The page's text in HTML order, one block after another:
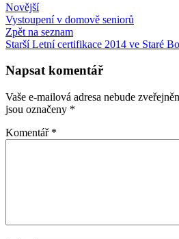
Novější
Vystoupení v domově seniorů
Zpět na seznam
Starší Letní certifikace 2014 ve Staré
Napsat komentář
Vaše e-mailová adresa nebude
jsou označeny *
Komentář *